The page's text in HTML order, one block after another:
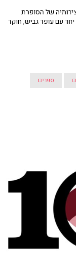
של הסופרת
יחד עם עופר גביש, חוקר
ספרים